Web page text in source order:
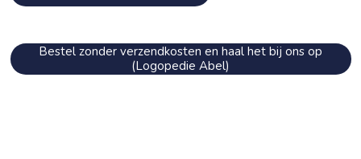
Bestel zonder verzendkosten en haal het bij ons op
(Logopedie Abel)